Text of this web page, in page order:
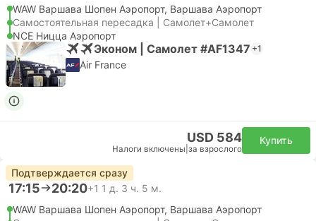
WAW Варшава Шопен Аэропорт, Варшава Аэропорт
Самостоятельная пересадка | Самолет+Самолет
NCE Ницца Аэропорт
Эконом | Самолет #AF1347 +1
Air France
USD 584
Налоги включены за взрослого
Купить
Подтверждается сразу
17:15 20:20+1 1 д. 3 ч. 5 м.
WAW Варшава Шопен Аэропорт, Варшава Аэропорт